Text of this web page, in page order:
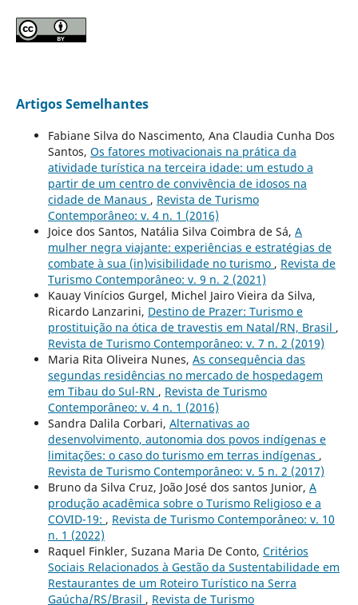
Artigos Semelhantes
Fabiane Silva do Nascimento, Ana Claudia Cunha Dos
Santos, Os fatores motivacionais na prática da
atividade turística na terceira idade: um estudo a
partir de um centro de convivência de idosos na
cidade de Manaus , Revista de Turismo
Contemporâneo: v. 4 n. 1 (2016)
Joice dos Santos, Natália Silva Coimbra de Sá, A
mulher negra viajante: experiências e estratégias de
combate à sua (in)visibilidade no turismo , Revista de
Turismo Contemporâneo: v. 9 n. 2 (2021)
Kauay Vinícios Gurgel, Michel Jairo Vieira da Silva,
Ricardo Lanzarini, Destino de Prazer: Turismo e
prostituição na ótica de travestis em Natal/RN, Brasil ,
Revista de Turismo Contemporâneo: v. 7 n. 2 (2019)
Maria Rita Oliveira Nunes, As consequência das
segundas residências no mercado de hospedagem
em Tibau do Sul-RN , Revista de Turismo
Contemporâneo: v. 4 n. 1 (2016)
Sandra Dalila Corbari, Alternativas ao
desenvolvimento, autonomia dos povos indígenas e
limitações: o caso do turismo em terras indígenas ,
Revista de Turismo Contemporâneo: v. 5 n. 2 (2017)
Bruno da Silva Cruz, João José dos santos Junior, A
produção acadêmica sobre o Turismo Religioso e a
COVID-19: , Revista de Turismo Contemporâneo: v. 10
n. 1 (2022)
Raquel Finkler, Suzana Maria De Conto, Critérios
Sociais Relacionados à Gestão da Sustentabilidade em
Restaurantes de um Roteiro Turístico na Serra
Gaúcha/RS/Brasil , Revista de Turismo